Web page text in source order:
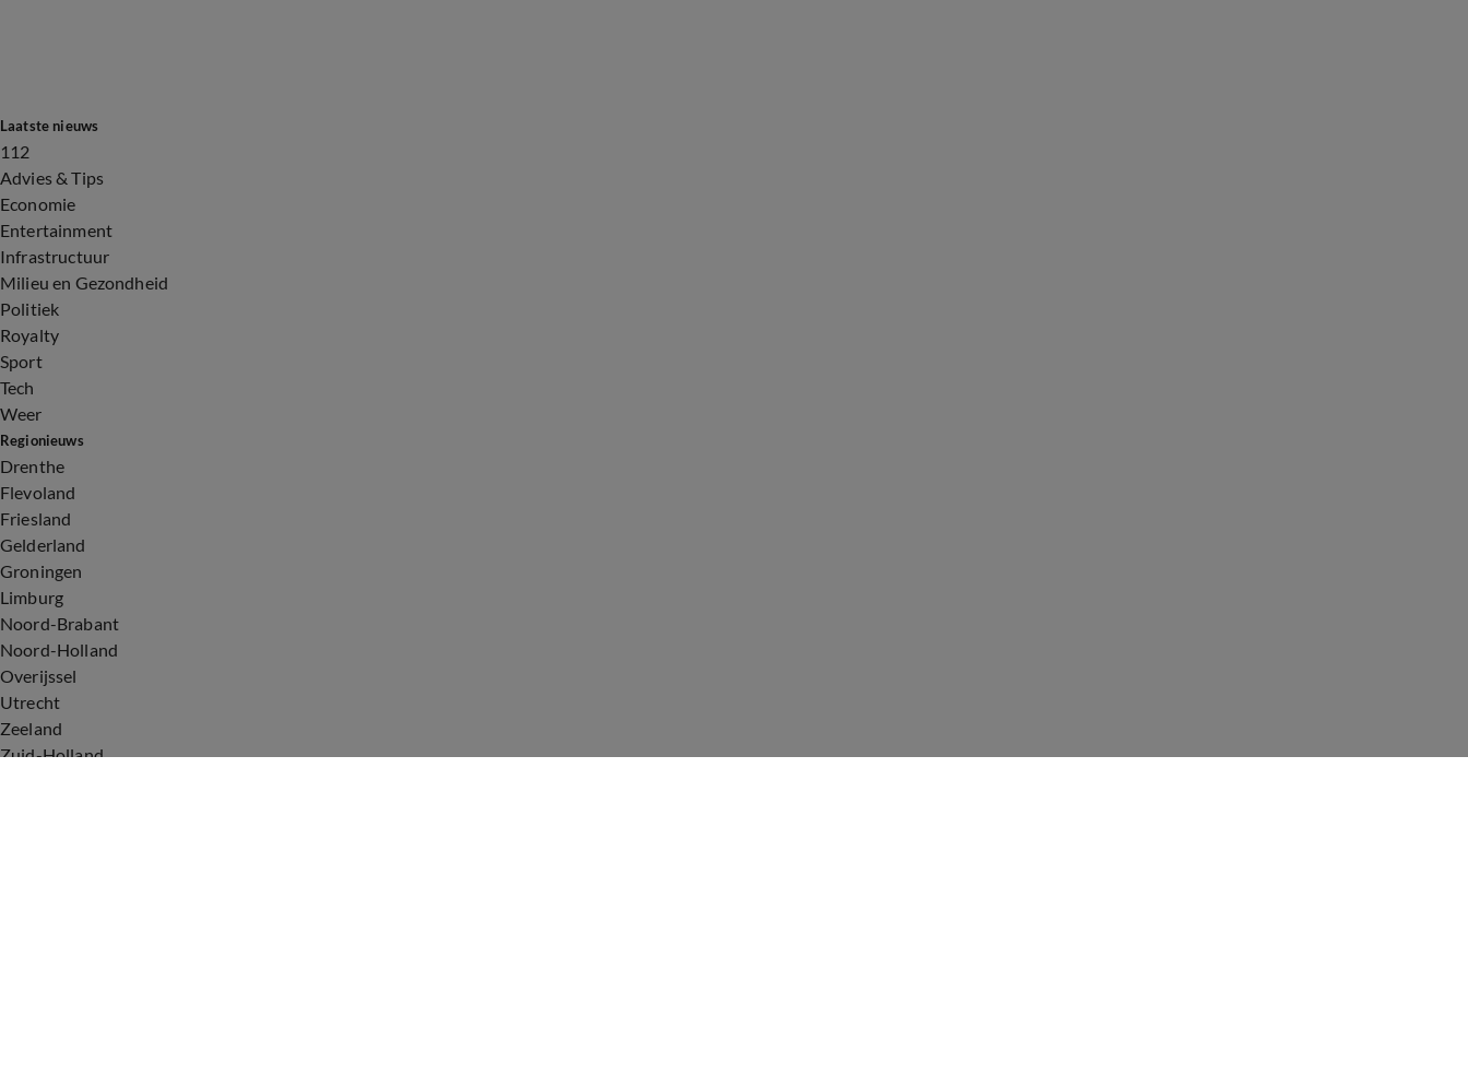
Laatste nieuws
112
Advies & Tips
Economie
Entertainment
Infrastructuur
Milieu en Gezondheid
Politiek
Royalty
Sport
Tech
Weer
Regionieuws
Drenthe
Flevoland
Friesland
Gelderland
Groningen
Limburg
Noord-Brabant
Noord-Holland
Overijssel
Utrecht
Zeeland
Zuid-Holland